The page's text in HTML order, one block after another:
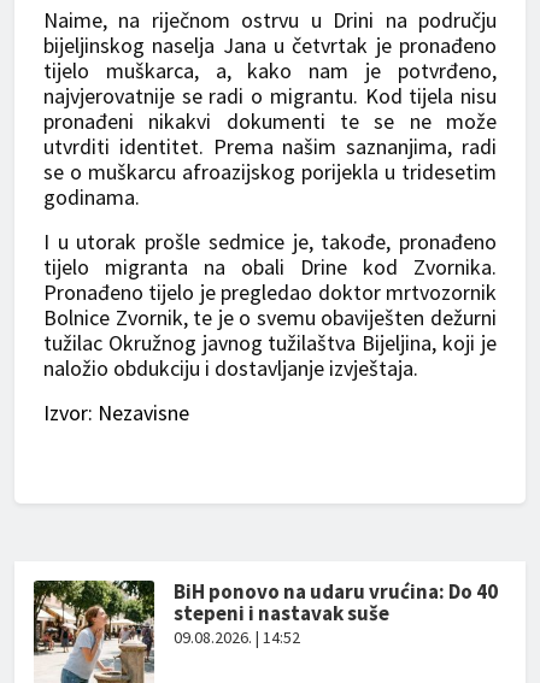
Naime, na riječnom ostrvu u Drini na području
bijeljinskog naselja Jana u četvrtak je pronađeno
tijelo muškarca, a, kako nam je potvrđeno,
najvjerovatnije se radi o migrantu. Kod tijela nisu
pronađeni nikakvi dokumenti te se ne može
utvrditi identitet. Prema našim saznanjima, radi
se o muškarcu afroazijskog porijekla u tridesetim
godinama.
I u utorak prošle sedmice je, takođe, pronađeno
tijelo migranta na obali Drine kod Zvornika.
Pronađeno tijelo je pregledao doktor mrtvozornik
Bolnice Zvornik, te je o svemu obaviješten dežurni
tužilac Okružnog javnog tužilaštva Bijeljina, koji je
naložio obdukciju i dostavljanje izvještaja.
Izvor: Nezavisne
BiH ponovo na udaru vrućina: Do 40
stepeni i nastavak suše
09.08.2026. | 14:52